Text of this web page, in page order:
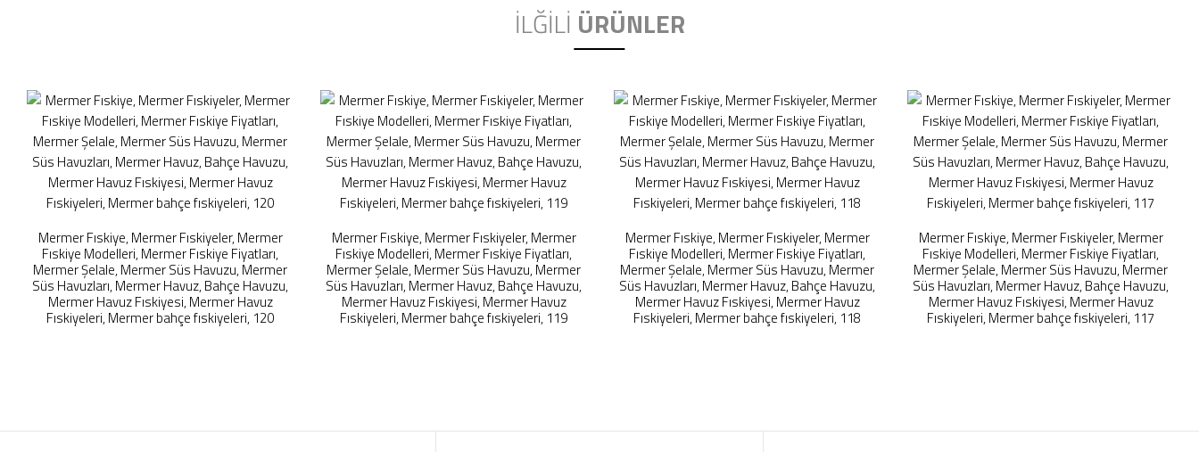
İLĞİLİ ÜRÜNLER
Mermer Fıskiye, Mermer Fıskiyeler, Mermer
Fıskiye Modelleri, Mermer Fıskiye Fiyatları,
Mermer Şelale, Mermer Süs Havuzu, Mermer
Süs Havuzları, Mermer Havuz, Bahçe Havuzu,
Mermer Havuz Fıskiyesi, Mermer Havuz
Fıskiyeleri, Mermer bahçe fıskiyeleri, 120
Mermer Fıskiye, Mermer Fıskiyeler, Mermer
Fıskiye Modelleri, Mermer Fıskiye Fiyatları,
Mermer Şelale, Mermer Süs Havuzu, Mermer
Süs Havuzları, Mermer Havuz, Bahçe Havuzu,
Mermer Havuz Fıskiyesi, Mermer Havuz
Fıskiyeleri, Mermer bahçe fıskiyeleri, 119
Mermer Fıskiye, Mermer Fıskiyeler, Mermer
Fıskiye Modelleri, Mermer Fıskiye Fiyatları,
Mermer Şelale, Mermer Süs Havuzu, Mermer
Süs Havuzları, Mermer Havuz, Bahçe Havuzu,
Mermer Havuz Fıskiyesi, Mermer Havuz
Fıskiyeleri, Mermer bahçe fıskiyeleri, 118
Mermer Fıskiye, Mermer Fıskiyeler, Mermer
Fıskiye Modelleri, Mermer Fıskiye Fiyatları,
Mermer Şelale, Mermer Süs Havuzu, Mermer
Süs Havuzları, Mermer Havuz, Bahçe Havuzu,
Mermer Havuz Fıskiyesi, Mermer Havuz
Fıskiyeleri, Mermer bahçe fıskiyeleri, 117